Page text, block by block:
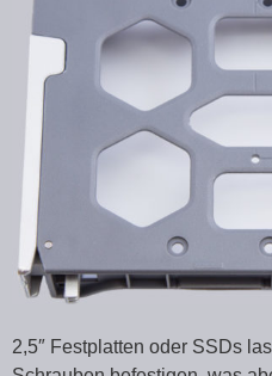
2,5″ Festplatten oder SSDs